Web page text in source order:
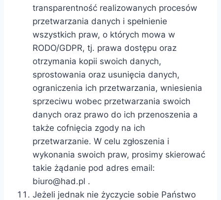
transparentność realizowanych procesów
przetwarzania danych i spełnienie
wszystkich praw, o których mowa w
RODO/GDPR, tj. prawa dostępu oraz
otrzymania kopii swoich danych,
sprostowania oraz usunięcia danych,
ograniczenia ich przetwarzania, wniesienia
sprzeciwu wobec przetwarzania swoich
danych oraz prawo do ich przenoszenia a
także cofnięcia zgody na ich
przetwarzanie. W celu zgłoszenia i
wykonania swoich praw, prosimy skierować
takie żądanie pod adres email:
biuro@had.pl .
Jeżeli jednak nie życzycie sobie Państwo